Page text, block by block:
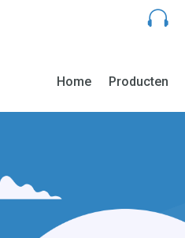

Home Producten